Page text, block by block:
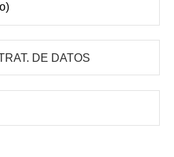
DE DATOS